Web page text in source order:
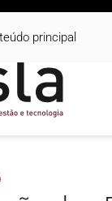
principal